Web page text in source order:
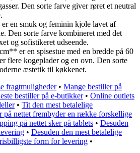
Den sorte farve giver røret et neutral
en smuk og feminin kjole lavet af
Den sorte farve kombineret med det
og sofistikeret udseende.
er en spisestue med en bredde på 60
flere kogeplader og en ovn. Den sorte
æstetik til køkkenet.
fragtmuligheder• Mange bestiller på
bestiller på e-butikker• Online outlets
• Tit den mest betalelige
på nettet frembyder en række forskellige
på nettet sker på tablets • Desuden
• Desuden den mest betalelige
form for levering •